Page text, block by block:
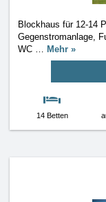
Blockhaus für 12-14
Gegenstromanlage,
WC … Mehr »
14 Betten